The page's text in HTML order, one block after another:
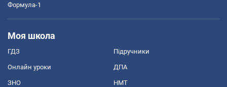
Формула-1
Моя школа
ГДЗ Підручники
Онлайн уроки ДПА
ЗНО НМТ